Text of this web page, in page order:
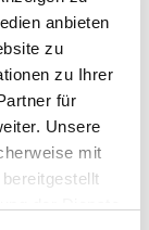
anbieten
zu
zu Ihrer
für
Unsere
mit